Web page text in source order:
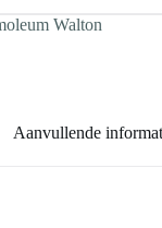
Walton
Aanvullende